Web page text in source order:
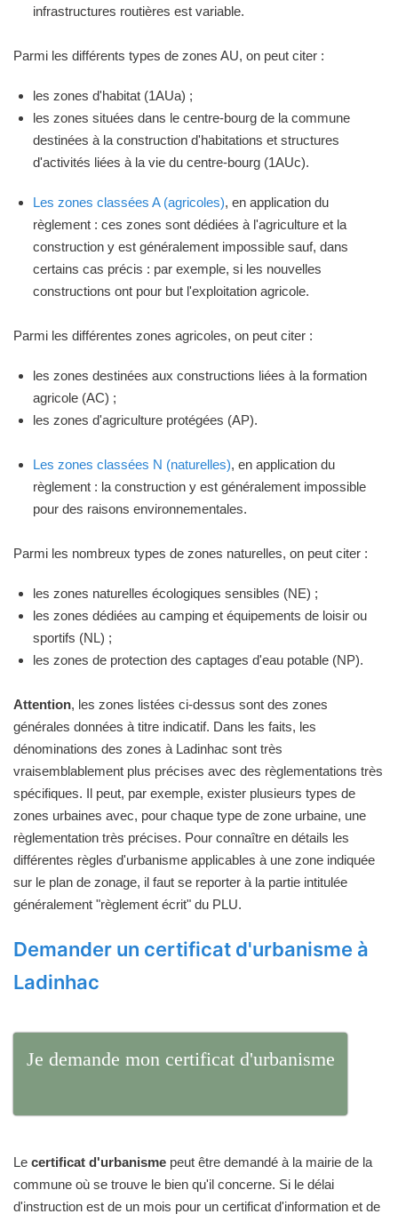
infrastructures routières est variable.
Parmi les différents types de zones AU, on peut citer :
les zones d'habitat (1AUa) ;
les zones situées dans le centre-bourg de la commune
destinées à la construction d'habitations et structures
d'activités liées à la vie du centre-bourg (1AUc).
Les zones classées A (agricoles), en application du
règlement : ces zones sont dédiées à l'agriculture et la
construction y est généralement impossible sauf, dans
certains cas précis : par exemple, si les nouvelles
constructions ont pour but l'exploitation agricole.
Parmi les différentes zones agricoles, on peut citer :
les zones destinées aux constructions liées à la formation
agricole (AC) ;
les zones d'agriculture protégées (AP).
Les zones classées N (naturelles), en application du
règlement : la construction y est généralement impossible
pour des raisons environnementales.
Parmi les nombreux types de zones naturelles, on peut citer :
les zones naturelles écologiques sensibles (NE) ;
les zones dédiées au camping et équipements de loisir ou
sportifs (NL) ;
les zones de protection des captages d'eau potable (NP).
Attention, les zones listées ci-dessus sont des zones
générales données à titre indicatif. Dans les faits, les
dénominations des zones à Ladinhac sont très
vraisemblablement plus précises avec des règlementations très
spécifiques. Il peut, par exemple, exister plusieurs types de
zones urbaines avec, pour chaque type de zone urbaine, une
règlementation très précises. Pour connaître en détails les
différentes règles d'urbanisme applicables à une zone indiquée
sur le plan de zonage, il faut se reporter à la partie intitulée
généralement "règlement écrit" du PLU.
Demander un certificat d'urbanisme à
Ladinhac
Je demande mon certificat d'urbanisme
Le certificat d'urbanisme peut être demandé à la mairie de la
commune où se trouve le bien qu'il concerne. Si le délai
d'instruction est de un mois pour un certificat d'information et de